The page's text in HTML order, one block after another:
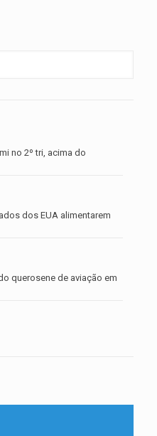
no 2º tri, acima do
dos EUA alimentarem
querosene de aviação em